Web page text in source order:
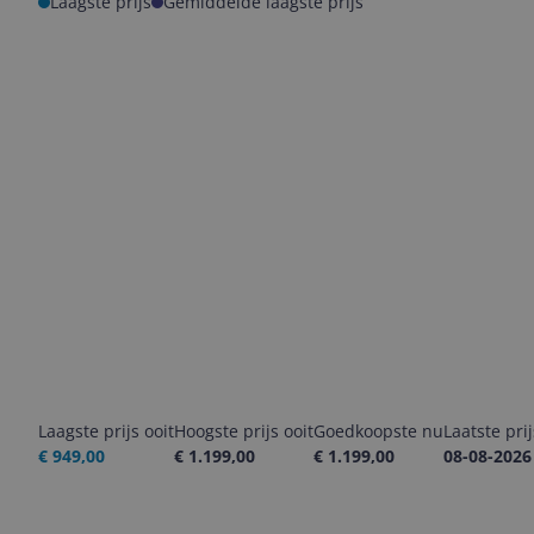
Laagste prijs ooit
€ 949,00
Hoogste prijs ooit
€ 1.199,00
Goedkoopste nu
€ 1.199,00
Laatste
08-08-2026